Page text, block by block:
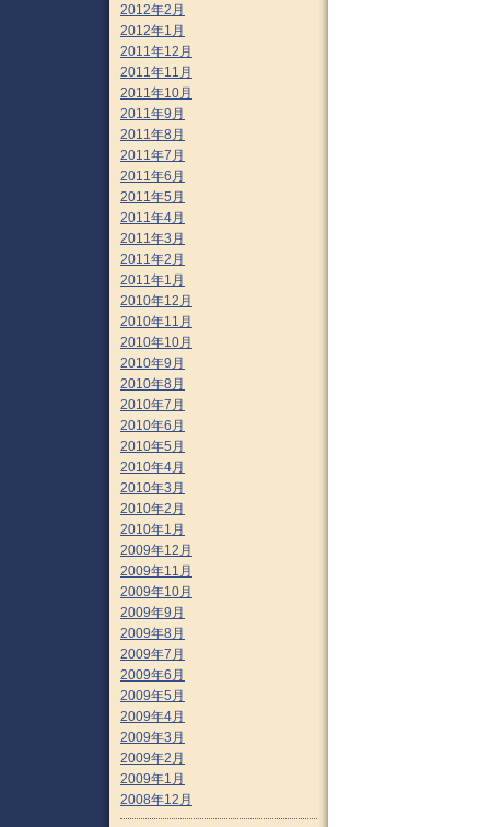
2012年2月
2012年1月
2011年12月
2011年11月
2011年10月
2011年9月
2011年8月
2011年7月
2011年6月
2011年5月
2011年4月
2011年3月
2011年2月
2011年1月
2010年12月
2010年11月
2010年10月
2010年9月
2010年8月
2010年7月
2010年6月
2010年5月
2010年4月
2010年3月
2010年2月
2010年1月
2009年12月
2009年11月
2009年10月
2009年9月
2009年8月
2009年7月
2009年6月
2009年5月
2009年4月
2009年3月
2009年2月
2009年1月
2008年12月